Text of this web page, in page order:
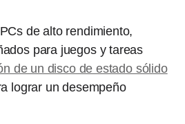
de alto rendimiento,
para juegos y tareas
de un disco de estado sólido
lograr un desempeño